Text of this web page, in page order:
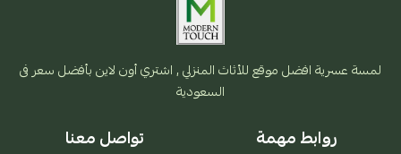
لمسة عسرية افضل موقع للأثاث المنزلي , اشتري أون لاين بأفضل سعر فى
السعودية
روابط مهمة تواصل معنا